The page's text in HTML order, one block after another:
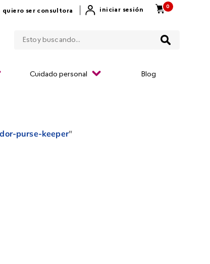
quiero ser consultora iniciar sesión
0
Cuidado personal Blog
purse-keeper"